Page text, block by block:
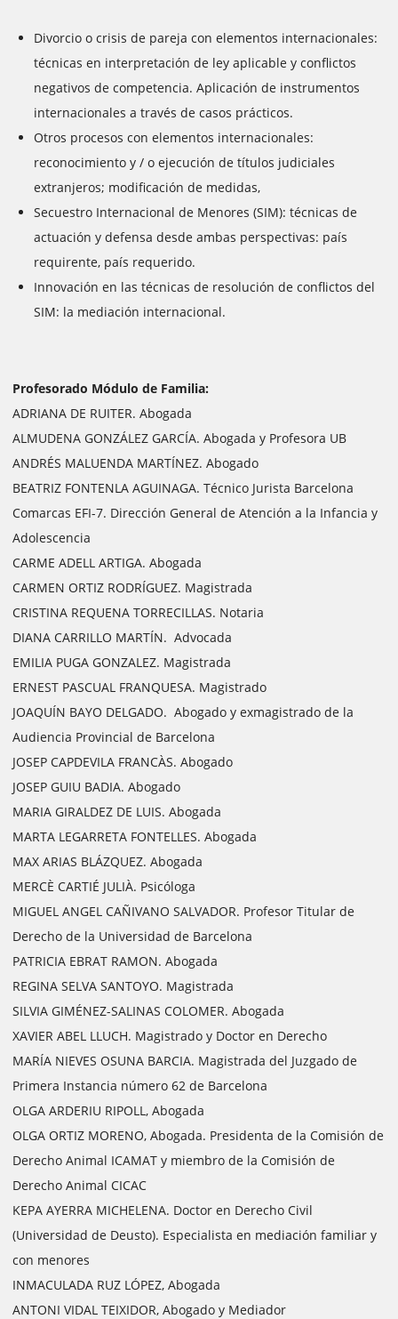
Divorcio o crisis de pareja con elementos internacionales:
técnicas en interpretación de ley aplicable y conflictos
negativos de competencia. Aplicación de instrumentos
internacionales a través de casos prácticos.
Otros procesos con elementos internacionales:
reconocimiento y / o ejecución de títulos judiciales
extranjeros; modificación de medidas,
Secuestro Internacional de Menores (SIM): técnicas de
actuación y defensa desde ambas perspectivas: país
requirente, país requerido.
Innovación en las técnicas de resolución de conflictos del
SIM: la mediación internacional.
Profesorado Módulo de Familia:
ADRIANA DE RUITER. Abogada
ALMUDENA GONZÁLEZ GARCÍA. Abogada y Profesora UB
ANDRÉS MALUENDA MARTÍNEZ. Abogado
BEATRIZ FONTENLA AGUINAGA. Técnico Jurista Barcelona
Comarcas EFI-7. Dirección General de Atención a la Infancia y
Adolescencia
CARME ADELL ARTIGA. Abogada
CARMEN ORTIZ RODRÍGUEZ. Magistrada
CRISTINA REQUENA TORRECILLAS. Notaria
DIANA CARRILLO MARTÍN. Advocada
EMILIA PUGA GONZALEZ. Magistrada
ERNEST PASCUAL FRANQUESA. Magistrado
JOAQUÍN BAYO DELGADO. Abogado y exmagistrado de la
Audiencia Provincial de Barcelona
JOSEP CAPDEVILA FRANCÀS. Abogado
JOSEP GUIU BADIA. Abogado
MARIA GIRALDEZ DE LUIS. Abogada
MARTA LEGARRETA FONTELLES. Abogada
MAX ARIAS BLÁZQUEZ. Abogada
MERCÈ CARTIÉ JULIÀ. Psicóloga
MIGUEL ANGEL CAÑIVANO SALVADOR. Profesor Titular de
Derecho de la Universidad de Barcelona
PATRICIA EBRAT RAMON. Abogada
REGINA SELVA SANTOYO. Magistrada
SILVIA GIMÉNEZ-SALINAS COLOMER. Abogada
XAVIER ABEL LLUCH. Magistrado y Doctor en Derecho
MARÍA NIEVES OSUNA BARCIA. Magistrada del Juzgado de
Primera Instancia número 62 de Barcelona
OLGA ARDERIU RIPOLL, Abogada
OLGA ORTIZ MORENO, Abogada. Presidenta de la Comisión de
Derecho Animal ICAMAT y miembro de la Comisión de
Derecho Animal CICAC
KEPA AYERRA MICHELENA. Doctor en Derecho Civil
(Universidad de Deusto). Especialista en mediación familiar y
con menores
INMACULADA RUZ LÓPEZ, Abogada
ANTONI VIDAL TEIXIDOR, Abogado y Mediador